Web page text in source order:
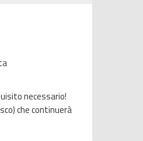
necessario!
che continuerà